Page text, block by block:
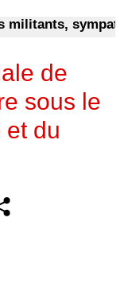
de
sous le
du